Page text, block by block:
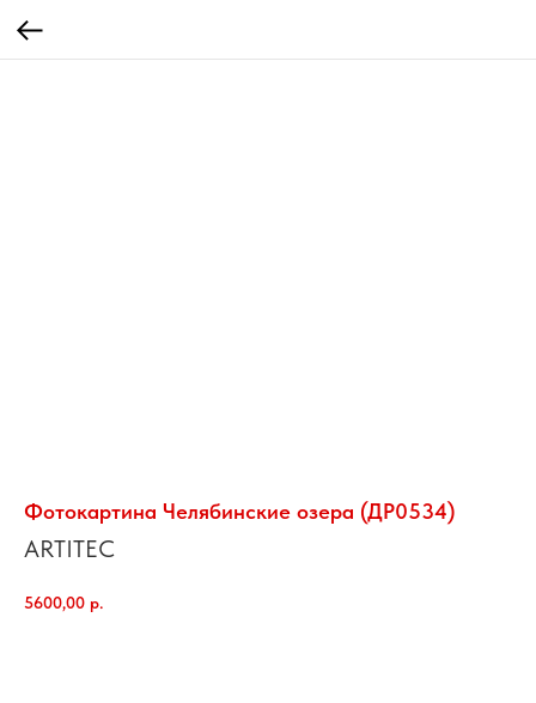
Фотокартина Челябинские озера (ДР0534)
ARTITEC
5600,00 р.